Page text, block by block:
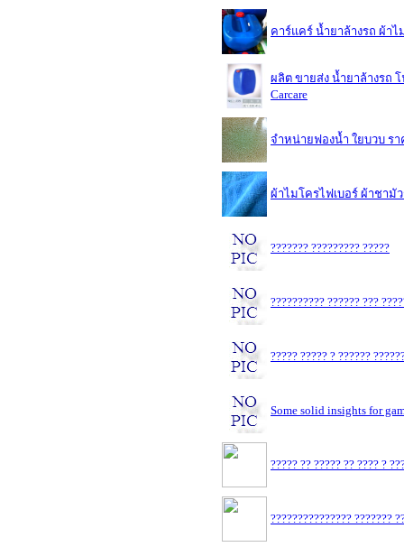
คาร์แคร์ น้ำยาล้างรถ ผ้าไ
ผลิต ขายส่ง น้ำยาล้างรถ
Carcare
จำหน่ายฟองน้ำ ใยบวบ รา
ผ้าไมโครไฟเบอร์ ผ้าชามั
??????? ????????? ?????
?????????? ?????? ???
????? ????? ? ??????
Some solid insights for
????? ?? ????? ?? ???? ?
??????????????? ???????